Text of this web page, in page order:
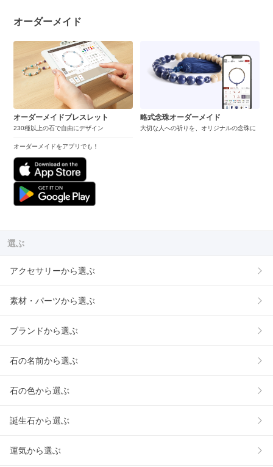
オーダーメイド
オーダーメイドブレスレット
230種以上の石で自由にデザイン
オーダーメイドをアプリでも！
略式念珠オーダーメイド
大切な人への祈りを、オリジナルの念珠に
選ぶ
アクセサリーから選ぶ
素材・パーツから選ぶ
ブランドから選ぶ
石の名前から選ぶ
石の色から選ぶ
誕生石から選ぶ
運気から選ぶ